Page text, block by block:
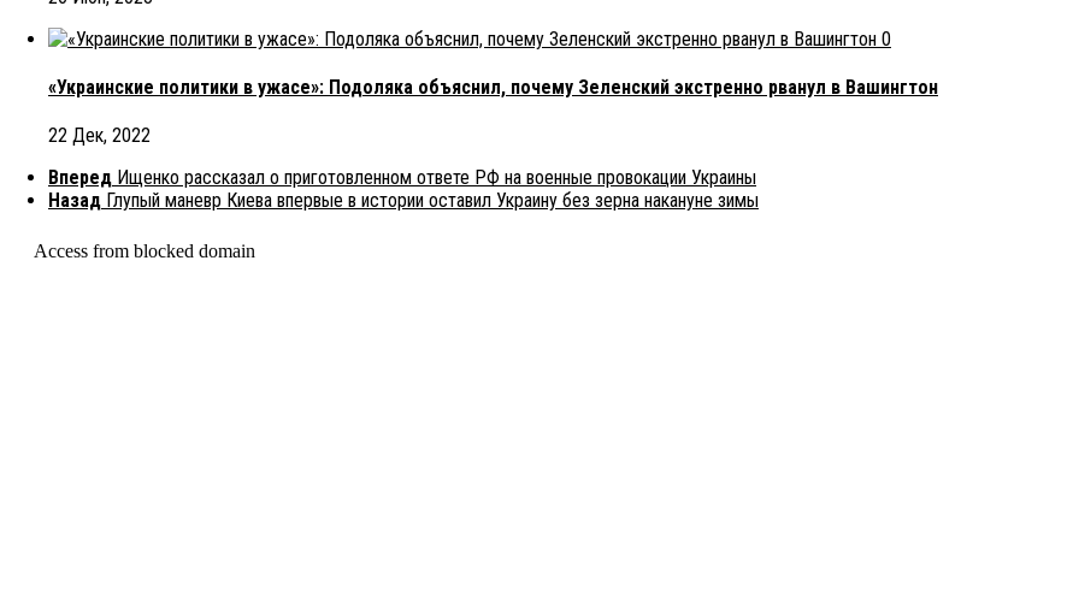
0
«Украинские политики в ужасе»: Подоляка объяснил, почему Зеленский экстренно рванул в Вашингтон
22 Дек, 2022
Вперед Ищенко рассказал о приготовленном ответе РФ на военные провокации Украины
Назад Глупый маневр Киева впервые в истории оставил Украину без зерна накануне зимы